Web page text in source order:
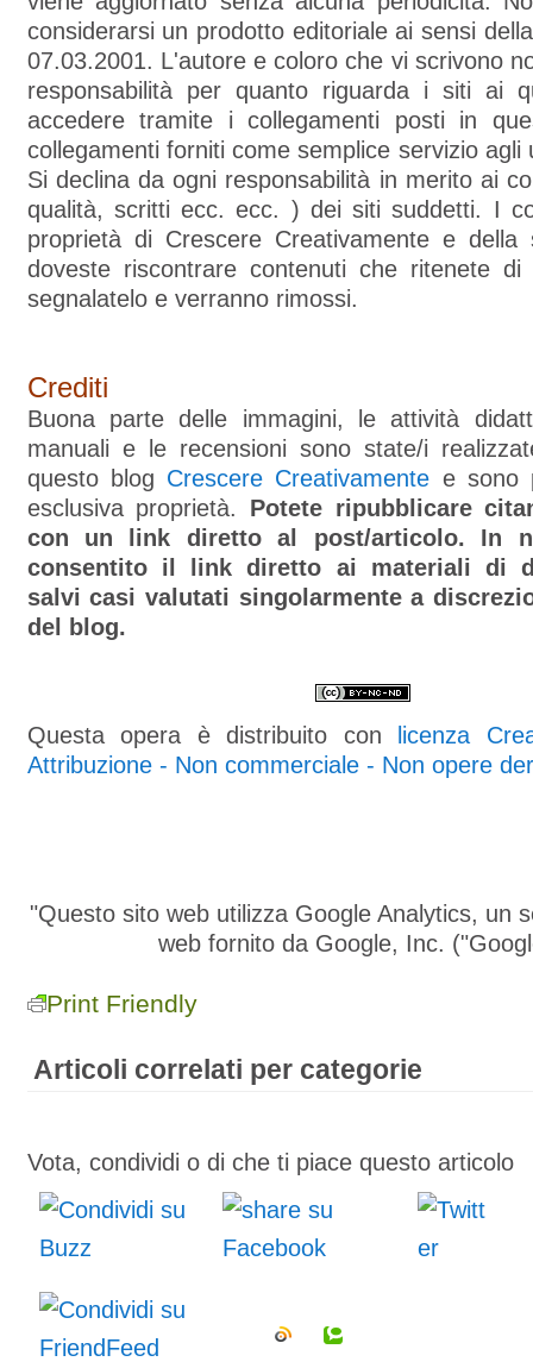
considerarsi un prodotto editoriale ai sensi
07.03.2001. L'autore e coloro che vi scrivono
responsabilità per quanto riguarda i siti ai
accedere tramite i collegamenti posti in
collegamenti forniti come semplice servizio agli
Si declina da ogni responsabilità in merito ai
qualità, scritti ecc. ecc. ) dei siti suddetti. I
proprietà di Crescere Creativamente e
doveste riscontrare contenuti che ritenete di
segnalatelo e verranno rimossi.
Crediti
Buona parte delle immagini, le attività
manuali e le recensioni sono state/i
questo blog Crescere Creativamente e sono
esclusiva proprietà. Potete ripubblicare
con un link diretto al post/articolo. In
consentito il link diretto ai materiali di
salvi casi valutati singolarmente a
del blog.
Questa opera è distribuito con
licenza
Attribuzione - Non commerciale - Non opere
"Questo sito web utilizza Google Analytics, un
web fornito da Google, Inc.
Print Friendly
Articoli correlati per categorie
Vota, condividi o di che ti piace questo articolo